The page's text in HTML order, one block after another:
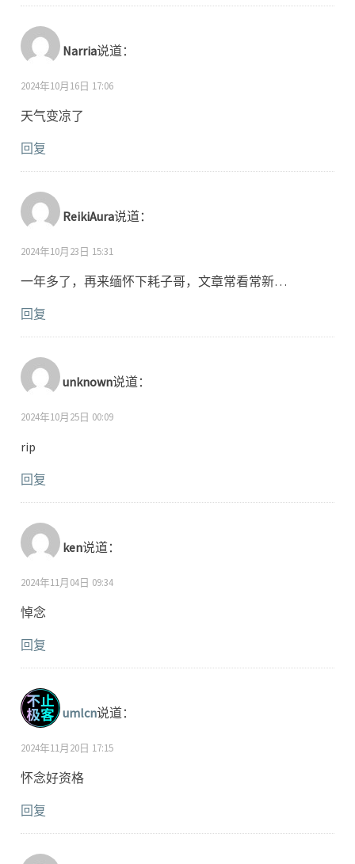
Narria说道：
2024年10月16日 17:06
天气变凉了
回复
ReikiAura说道：
2024年10月23日 15:31
一年多了，再来缅怀下耗子哥，文章常看常新…
回复
unknown说道：
2024年10月25日 00:09
rip
回复
ken说道：
2024年11月04日 09:34
悼念
回复
umlcn说道：
2024年11月20日 17:15
怀念好资格
回复